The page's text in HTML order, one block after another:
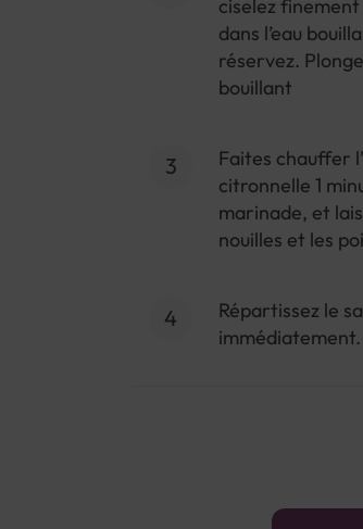
ciselez
dans l’eau
réservez.
bouillant
Faites chauffer
citronnelle 1
marinade, et
nouilles et les
Répartissez le
immédiatement.